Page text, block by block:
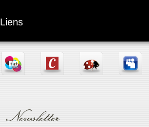
Liens
Newsletter